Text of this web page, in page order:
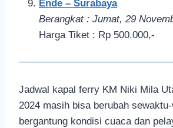
Ende – Surabaya
Berangkat : Jumat, 29
Harga Tiket : Rp 500.000,-
Jadwal kapal ferry KM Niki Mila
2024 masih bisa berubah
bergantung kondisi cuaca dan